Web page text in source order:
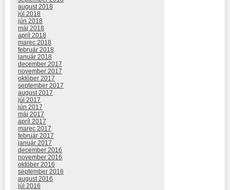
august 2018
júl 2018
jún 2018
máj 2018
apríl 2018
marec 2018
február 2018
január 2018
december 2017
november 2017
október 2017
september 2017
august 2017
júl 2017
jún 2017
máj 2017
apríl 2017
marec 2017
február 2017
január 2017
december 2016
november 2016
október 2016
september 2016
august 2016
júl 2016